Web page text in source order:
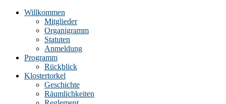
Willkommen
Mitglieder
Organigramm
Statuten
Anmeldung
Programm
Rückblick
Klostertorkel
Geschichte
Räumlichkeiten